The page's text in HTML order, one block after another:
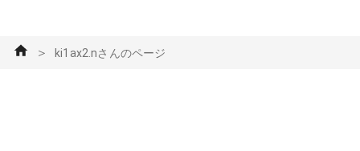
＞ ki1ax2.nさんのページ